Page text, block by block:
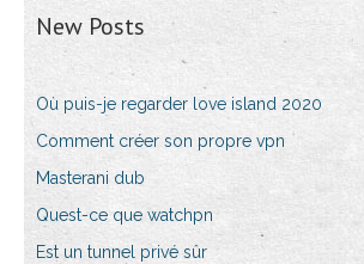
New Posts
Où puis-je regarder love island 2020
Comment créer son propre vpn
Masterani dub
Quest-ce que watchpn
Est un tunnel privé sûr